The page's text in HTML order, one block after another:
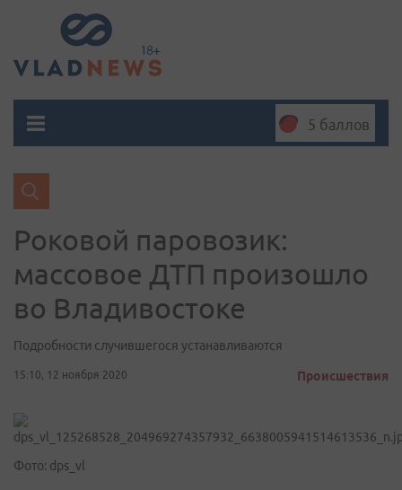
5 баллов
Роковой паровозик:
массовое ДТП произошло
во Владивостоке
Подробности случившегося устанавливаются
15:10, 12 ноября 2020 Происшествия
Фото: dps_vl